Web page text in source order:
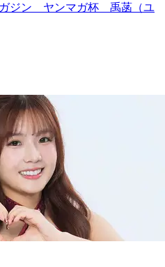
ガジン ヤンマガ杯 禹菡（ユ